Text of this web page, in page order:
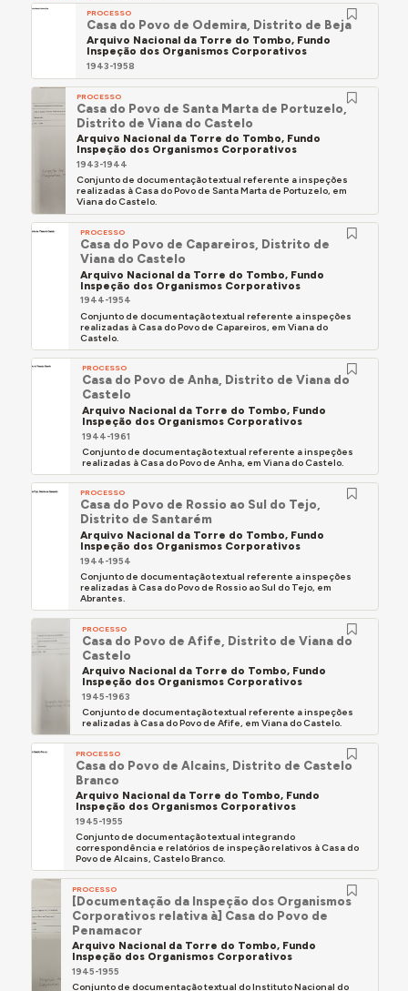
PROCESSO
Casa do Povo de Odemira, Distrito de Beja
Arquivo Nacional da Torre do Tombo, Fundo
Inspeção dos Organismos Corporativos
1943-1958
PROCESSO
Casa do Povo de Santa Marta de Portuzelo,
Distrito de Viana do Castelo
Arquivo Nacional da Torre do Tombo, Fundo
Inspeção dos Organismos Corporativos
1943-1944
Conjunto de documentação textual referente a inspeções
realizadas à Casa do Povo de Santa Marta de Portuzelo, em
Viana do Castelo.
PROCESSO
Casa do Povo de Capareiros, Distrito de
Viana do Castelo
Arquivo Nacional da Torre do Tombo, Fundo
Inspeção dos Organismos Corporativos
1944-1954
Conjunto de documentação textual referente a inspeções
realizadas à Casa do Povo de Capareiros, em Viana do
Castelo.
PROCESSO
Casa do Povo de Anha, Distrito de Viana do
Castelo
Arquivo Nacional da Torre do Tombo, Fundo
Inspeção dos Organismos Corporativos
1944-1961
Conjunto de documentação textual referente a inspeções
realizadas à Casa do Povo de Anha, em Viana do Castelo.
PROCESSO
Casa do Povo de Rossio ao Sul do Tejo,
Distrito de Santarém
Arquivo Nacional da Torre do Tombo, Fundo
Inspeção dos Organismos Corporativos
1944-1954
Conjunto de documentação textual referente a inspeções
realizadas à Casa do Povo de Rossio ao Sul do Tejo, em
Abrantes.
PROCESSO
Casa do Povo de Afife, Distrito de Viana do
Castelo
Arquivo Nacional da Torre do Tombo, Fundo
Inspeção dos Organismos Corporativos
1945-1963
Conjunto de documentação textual referente a inspeções
realizadas à Casa do Povo de Afife, em Viana do Castelo.
PROCESSO
Casa do Povo de Alcains, Distrito de Castelo
Branco
Arquivo Nacional da Torre do Tombo, Fundo
Inspeção dos Organismos Corporativos
1945-1955
Conjunto de documentação textual integrando
correspondência e relatórios de inspeção relativos à Casa do
Povo de Alcains, Castelo Branco.
PROCESSO
[Documentação da Inspeção dos Organismos
Corporativos relativa à] Casa do Povo de
Penamacor
Arquivo Nacional da Torre do Tombo, Fundo
Inspeção dos Organismos Corporativos
1945-1955
Conjunto de documentação textual do Instituto Nacional do